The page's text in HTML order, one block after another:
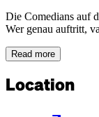
Die Comedians auf
Wer genau auftritt,
Read more
Location